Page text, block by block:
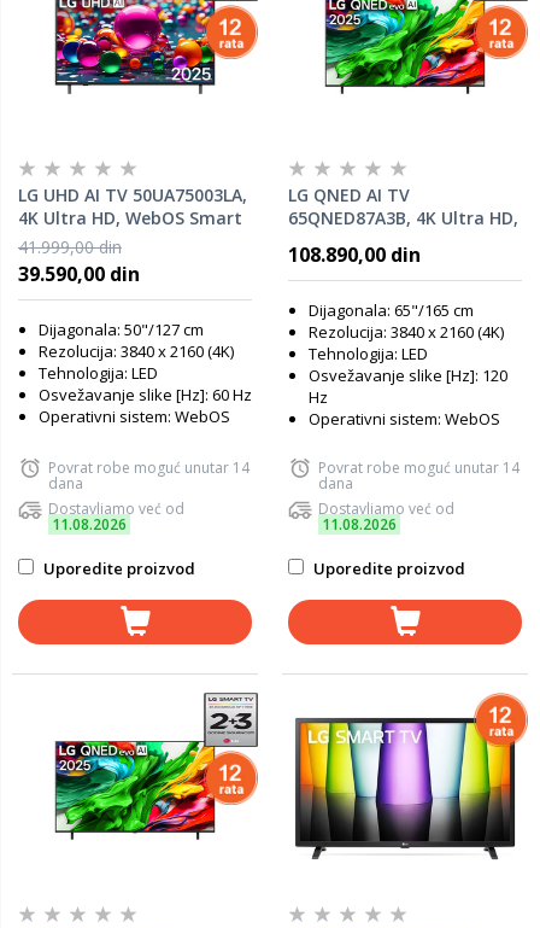
LG UHD AI TV 50UA75003LA,
4K Ultra HD, WebOS Smart
TV, α7 AI Processor 4K
Gen8, Dynamic Tone
Mapping, FILMMAKER
41.999,00 din
39.590,00 din
Dijagonala: 50"/127 cm
Rezolucija: 3840 x 2160 (4K)
Tehnologija: LED
Osvežavanje slike [Hz]: 60 Hz
Operativni sistem: WebOS
Povrat robe moguć unutar 14
dana
Dostavljamo već od
11.08.2026
Uporedite proizvod
LG QNED AI TV
65QNED87A3B, 4K Ultra HD,
144Hz, α8 AI Processor 4K
Gen2, Dynamic Tone
Mapping, Magic remote
108.890,00 din
Dijagonala: 65"/165 cm
Rezolucija: 3840 x 2160 (4K)
Tehnologija: LED
Osvežavanje slike [Hz]: 120
Hz
Operativni sistem: WebOS
Povrat robe moguć unutar 14
dana
Dostavljamo već od
11.08.2026
Uporedite proizvod